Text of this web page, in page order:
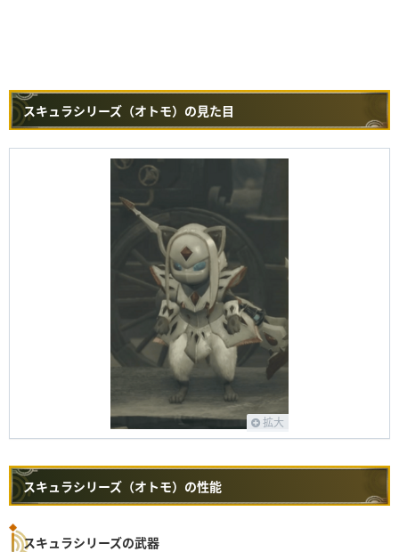
スキュラシリーズ（オトモ）の見た目
拡大
スキュラシリーズ（オトモ）の性能
スキュラシリーズの武器